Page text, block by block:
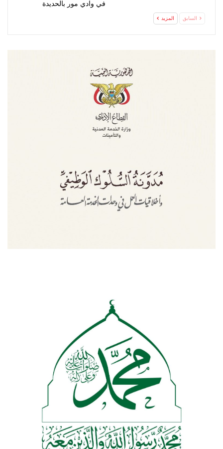
في وادي مور بالحديدة
السابق المزيد